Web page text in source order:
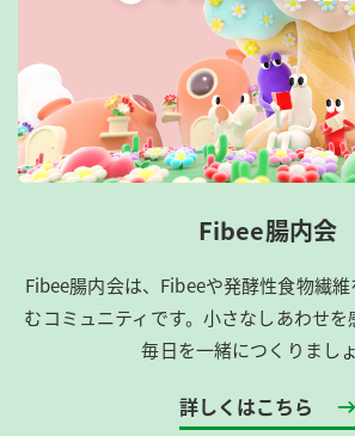
Fibee腸内会
Fibee腸内会は、​Fibeeや発酵性食物繊
むコミュニティです。​小さなしあわせ
毎日を一緒につくりましょ
詳しくはこちら